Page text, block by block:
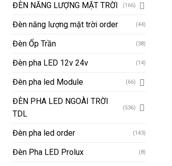
ĐÈN NĂNG LƯỢNG MẶT TRỜI (166)
Đèn năng lượng mặt trời order (44)
Đèn Ốp Trần (38)
Đèn pha LED 12v 24v (14)
Đèn pha led Module (66)
ĐÈN PHA LED NGOÀI TRỜI
TDL
(536)
Đèn pha led order (143)
Đèn Pha LED Prolux (8)